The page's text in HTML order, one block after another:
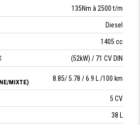
135Nm à 2500 t/m
Diesel
1405 cc
(52kW) / 71 CV DIN
MIXTE)
8.85/ 5.78 / 6.9 L /100 km
5 CV
38 L